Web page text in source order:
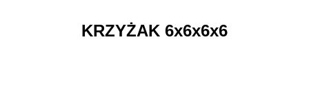
KRZYŻAK 6x6x6x6